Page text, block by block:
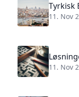
Tyrkisk
11. Nov
11. Nov